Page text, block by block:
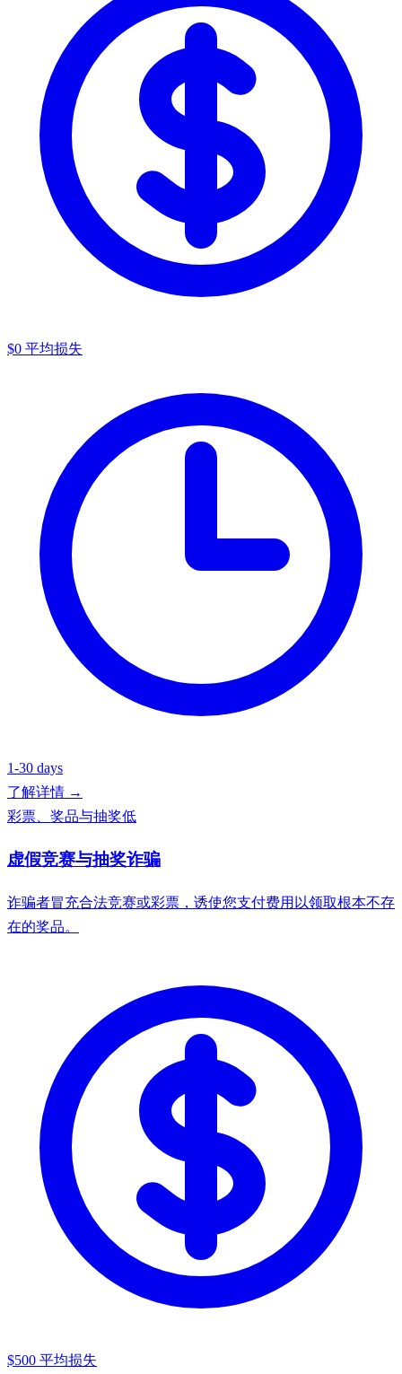
$0 平均损失
1-30 days
了解详情 →
彩票、奖品与抽奖低
虚假竞赛与抽奖诈骗
诈骗者冒充合法竞赛或彩票，诱使您支付费用以领取根本不存
在的奖品。
$500 平均损失